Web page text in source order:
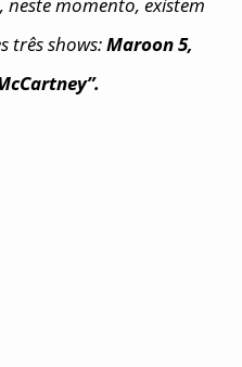
três shows:Maroon 5,